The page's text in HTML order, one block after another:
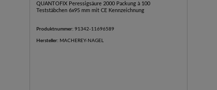
QUANTOFIX Peressigsäure 2000 Packung à 100
Teststäbchen 6x95 mm mit CE Kennzeichnung
Produktnummer: 91342-11696589
Hersteller: MACHEREY-NAGEL